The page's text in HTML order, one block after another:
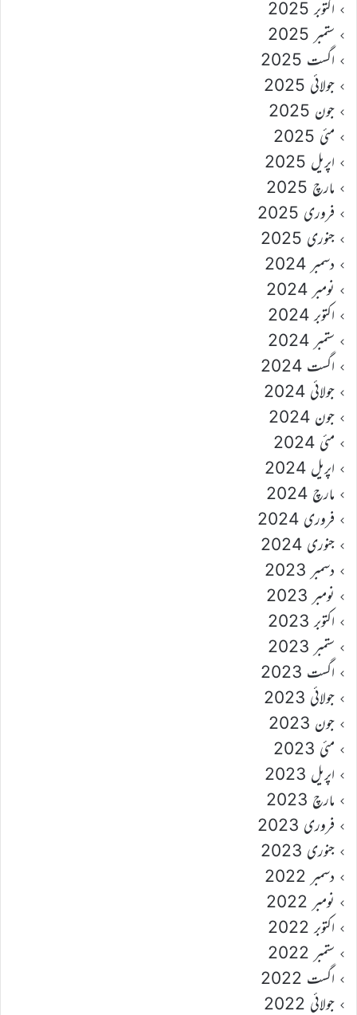
اکتوبر 2025
ستمبر 2025
اگست 2025
جولائی 2025
جون 2025
مئی 2025
اپریل 2025
مارچ 2025
فروری 2025
جنوری 2025
دسمبر 2024
نومبر 2024
اکتوبر 2024
ستمبر 2024
اگست 2024
جولائی 2024
جون 2024
مئی 2024
اپریل 2024
مارچ 2024
فروری 2024
جنوری 2024
دسمبر 2023
نومبر 2023
اکتوبر 2023
ستمبر 2023
اگست 2023
جولائی 2023
جون 2023
مئی 2023
اپریل 2023
مارچ 2023
فروری 2023
جنوری 2023
دسمبر 2022
نومبر 2022
اکتوبر 2022
ستمبر 2022
اگست 2022
جولائی 2022